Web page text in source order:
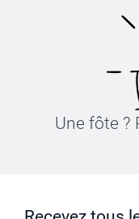
Une fôte ?